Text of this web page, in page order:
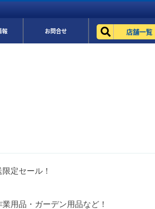
報 お問合せ 店舗一覧
定セール！
用品・ガーデン用品など！